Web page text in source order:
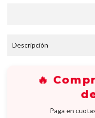
Descripción
🔥
Paga en